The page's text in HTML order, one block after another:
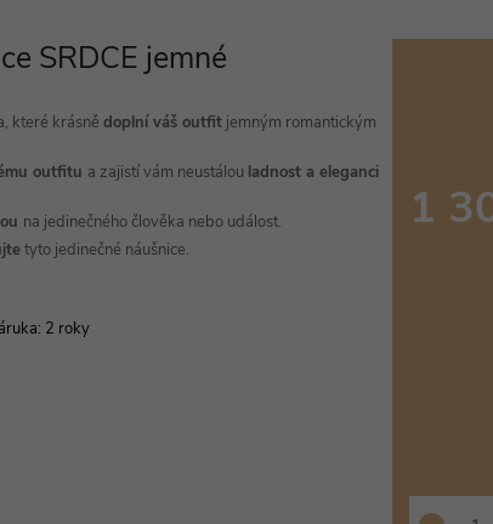
SRDCE jemné
které krásně doplní váš outfit jemným romantickým
outfitu a zajistí vám neustálou ladnost a eleganci
na jedinečného člověka nebo událost.
tyto jedinečné náušnice.
1
: 2 roky